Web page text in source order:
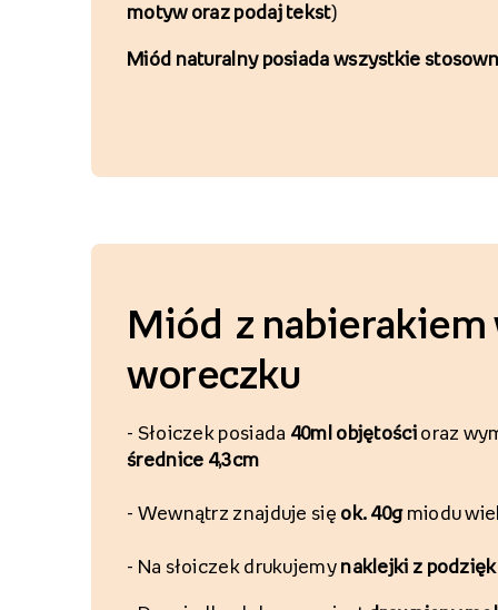
motyw oraz podaj tekst)
Miód naturalny posiada wszystkie
Miód z nabierakiem
woreczku
- Słoiczek posiada 40ml objętościoraz
średnice 4,3cm
- Wewnątrz znajduje się ok. 40gmiodu
- Na słoiczek drukujemy naklejki z